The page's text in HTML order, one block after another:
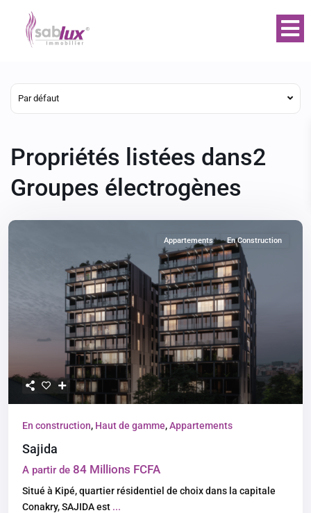
Par défaut
Propriétés listées dans2
Groupes électrogènes
Appartements En Construction
En construction, Haut de gamme,Appartements
Sajida
A partir de 84 Millions FCFA
Situé à Kipé, quartier résidentiel de choix dans la capitale
Conakry, SAJIDA est ...